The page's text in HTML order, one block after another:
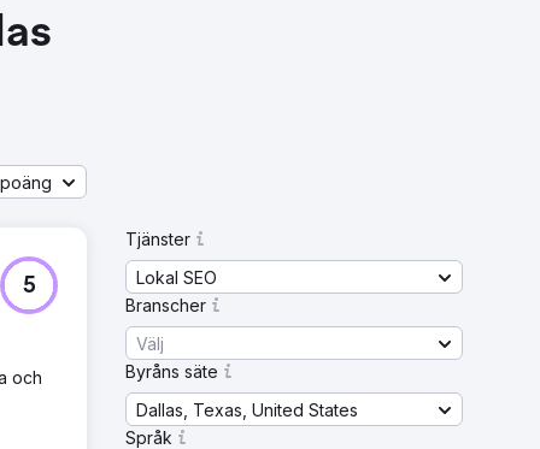
5
och
Tjänster
Lokal SEO
Branscher
Välj
Byråns säte
Dallas, Texas, United States
Språk